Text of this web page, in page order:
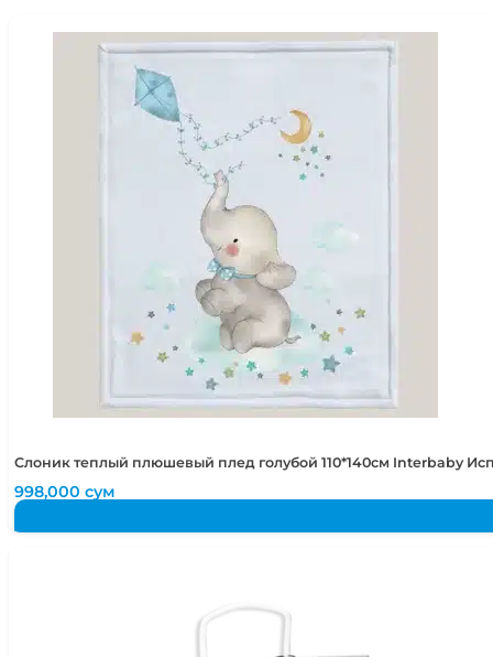
Слоник теплый плюшевый плед голубой 110*140см Interbaby
998,000сум